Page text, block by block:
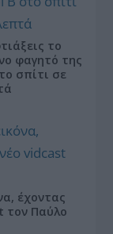
το
φαγητό της
σπίτι σε
έχοντας
τον Παύλο